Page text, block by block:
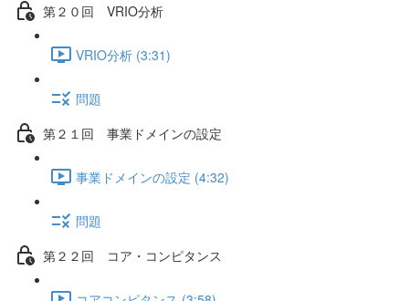
第２０回 VRIO分析
VRIO分析 (3:31)
問題
第２１回 事業ドメインの設定
事業ドメインの設定 (4:32)
問題
第２２回 コア・コンピタンス